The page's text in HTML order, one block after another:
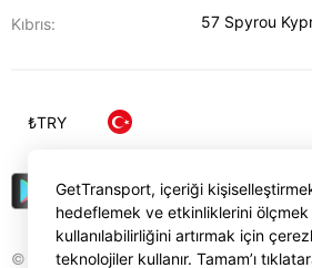
Kıbrıs:
57 Spyrou
© Gettransport International Limited.
₺TRY
GetTransport, içeriği
hedeflemek ve etkinliklerini
kullanılabilirliğini artırmak için
teknolojiler kullanır. Tamam’ı